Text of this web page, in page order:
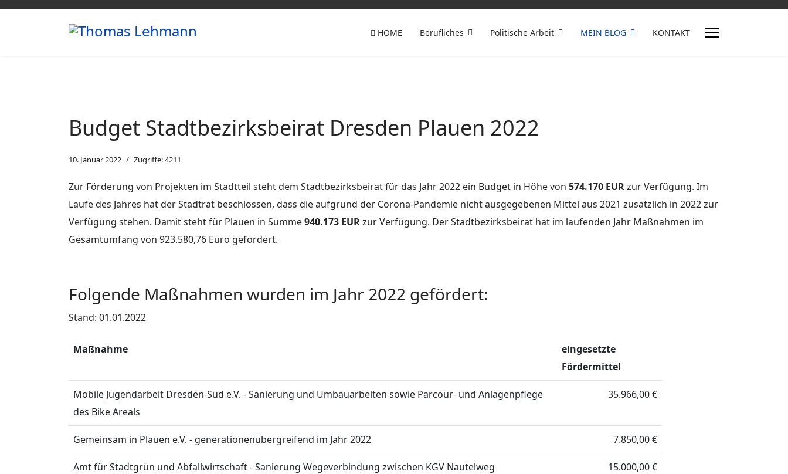
HOME Berufliches Politische Arbeit MEIN BLOG KONTAKT
Budget Stadtbezirksbeirat Dresden Plauen 2022
10. Januar 2022 Zugriffe: 4211
Zur Förderung von Projekten im Stadtteil steht dem Stadtbezirksbeirat für das Jahr 2022 ein Budget in Höhe von 574.170 EURzur Verfügung. Im
Laufe des Jahres hat der Stadtrat beschlossen, dass die aufgrund der Corona-Pandemie nicht ausgegebenen Mittel aus 2021 zusätzlich in 2022 zur
Verfügung stehen. Damit steht für Plauen in Summe940.173 EURzur Verfügung. Der Stadtbezirksbeirat hat im laufenden Jahr Maßnahmen im
Gesamtumfang von 923.580,76 Euro gefördert.
Folgende Maßnahmen wurden im Jahr 2022 gefördert:
Stand: 01.01.2022
Maßnahme
eingesetzte
Fördermittel
Mobile Jugendarbeit Dresden-Süd e.V. - Sanierung und Umbauarbeiten sowie Parcour- und Anlagenpflege
des Bike Areals
35.966,00 €
Gemeinsam in Plauen e.V. - generationenübergreifend im Jahr 2022 7.850,00 €
Amt für Stadtgrün und Abfallwirtschaft - Sanierung Wegeverbindung zwischen KGV Nautelweg 15.000,00 €